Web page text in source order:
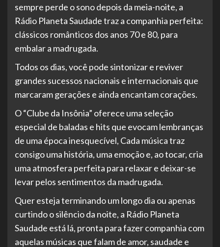
sempre perde o sono depois da meia-noite, a
Rádio Planeta Saudade traz a companhia perfeita:
clássicos românticos dos anos 70 e 80, para
embalar a madrugada.
Todos os dias, você pode sintonizar e reviver
grandes sucessos nacionais e internacionais que
marcaram gerações e ainda encantam corações.
O “Clube da Insônia” oferece uma seleção
especial de baladas e hits que evocam lembranças
de uma época inesquecível, Cada música traz
consigo uma história, uma emoção e, ao tocar, cria
uma atmosfera perfeita para relaxar e deixar-se
levar pelos sentimentos da madrugada.
Quer esteja terminando um longo dia ou apenas
curtindo o silêncio da noite, a Rádio Planeta
Saudade está lá, pronta para fazer companhia com
aquelas músicas que falam de amor, saudade e